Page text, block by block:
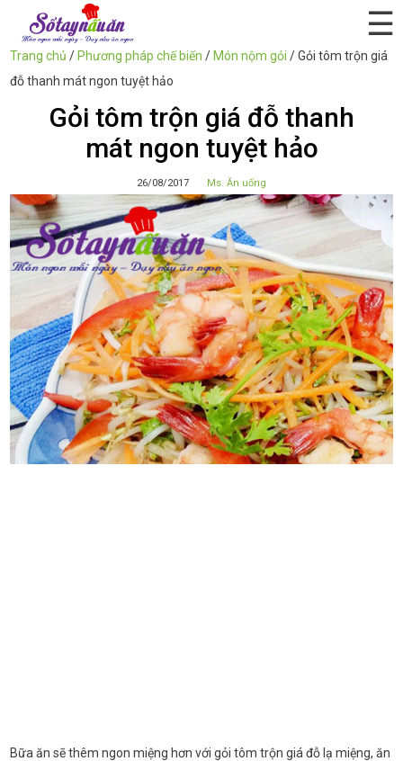
☰
Trang chủ / Phương pháp chế biến / Món nộm gỏi /Gỏi tôm trộn giá
đỗ thanh mát ngon tuyệt hảo
Gỏi tôm trộn giá đỗ thanh
mát ngon tuyệt hảo
26/08/2017 Ms. Ăn uống
Bữa ăn sẽ thêm ngon miệng hơn với gỏi tôm trộn giá đỗ lạ miệng, ăn